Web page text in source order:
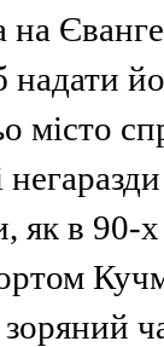
надати
як в 90-